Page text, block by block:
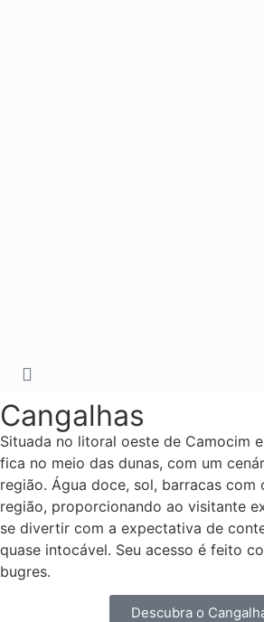
Cangalhas
Situada no litoral oeste de Camocim
fica no meio das dunas, com um
região. Água doce, sol, barracas com
região, proporcionando ao visitante
se divertir com a expectativa de
quase intocável. Seu acesso é feito
bugres.
Descubra o